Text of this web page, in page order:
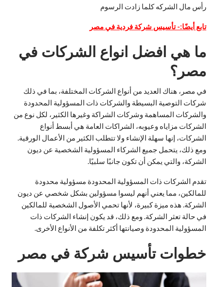
رأس مال الشركه كلما زادت الرسوم
تابع أيضًا:-تأسيس شركة فردية في مصر
ما هي افضل انواع الشركات في
مصر؟
في مصر، هناك العديد من أنواع الشركات المختلفة، بما في ذلك
شركات التوصية البسيطة والشركات ذات المسؤولية المحدودة
والشركات المساهمة وشركات الشراكة وغيرها الكثير، لكل نوع من
الشركات مزاياه وعيوبه، الشراكات العامة هي أبسط أنواع
الشركات، إنها سهلة الإنشاء ولا تتطلب الكثير من الأعمال الورقية.
ومع ذلك، يتحمل جميع الشركاء المسؤولية الشخصية عن ديون
الشركة، والتي يمكن أن تكون جانبًا سلبيًا.
تقدم الشركات ذات المسؤولية المحدودة مسؤولية محدودة
للمالكين، مما يعني أنهم ليسوا مسؤولين بشكل شخصي عن ديون
الشركة. هذه ميزة كبيرة، لأنها تحمي الأصول الشخصية للمالكين
في حالة تعثر الشركة. ومع ذلك، قد يكون إنشاء الشركات ذات
المسؤولية المحدودة وصيانتها أكثر تكلفة من الأنواع الأخرى.
خطوات تأسيس شركة في مصر